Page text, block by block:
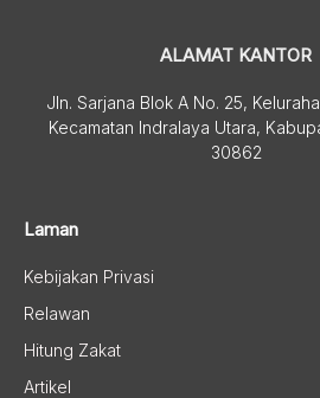
ALAMAT KANTOR
Jln. Sarjana Blok A No. 25,
Kecamatan Indralaya Utara,
30862
Laman
Kebijakan Privasi
Relawan
Hitung Zakat
Artikel